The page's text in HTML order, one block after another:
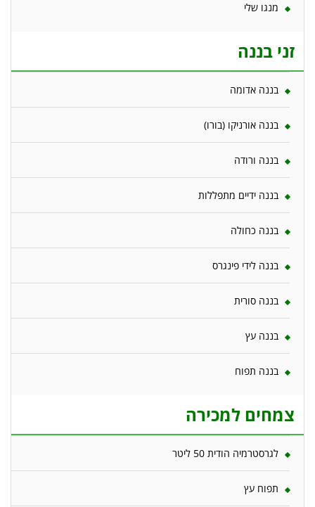
מנגו שלי
זני בננה
בננה אדומה
בננה אורניקו (בורו)
בננה ורודה
בננה ידיים מתפללות
בננה כחולה
בננה לידי פינגרס
בננה סורית
בננה עץ
בננה תפוח
צמחים למכירה
לגרסטרמיה הודית 50 ליטר
תפוח עץ